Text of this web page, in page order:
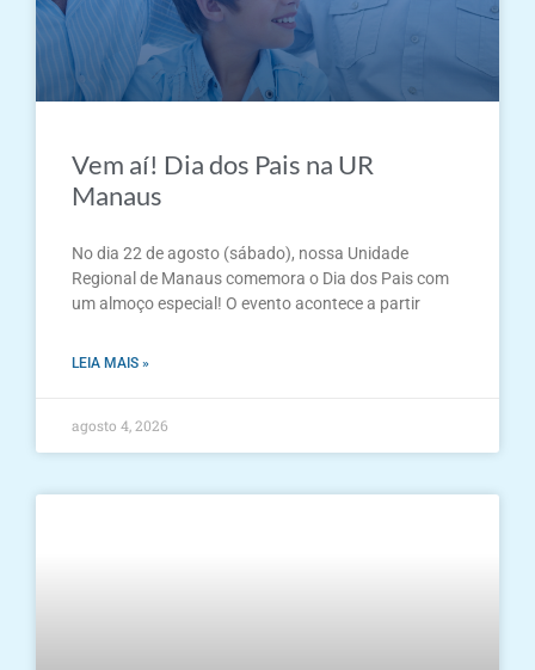
Vem aí! Dia dos Pais na UR
Manaus
No dia 22 de agosto (sábado), nossa Unidade
Regional de Manaus comemora o Dia dos Pais com
um almoço especial! O evento acontece a partir
LEIA MAIS »
agosto 4, 2026